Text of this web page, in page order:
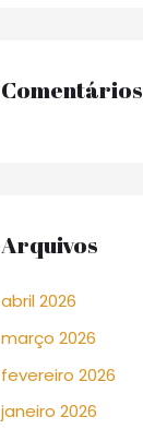
Comentários
Arquivos
abril 2026
março 2026
fevereiro 2026
janeiro 2026